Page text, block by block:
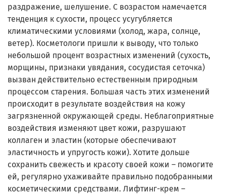
раздражение, шелушение. С возрастом намечается
тенденция к сухости, процесс усугубляется
климатическими условиями (холод, жара, солнце,
ветер). Косметологи пришли к выводу, что только
небольшой процент возрастных изменений (сухость,
морщины, признаки увядания, сосудистая сеточка)
вызван действительно естественным природным
процессом старения. Большая часть этих изменений
происходит в результате воздействия на кожу
загрязненной окружающей среды. Неблагоприятные
воздействия изменяют цвет кожи, разрушают
коллаген и эластин (которые обеспечивают
эластичность и упругость кожи). Хотите дольше
сохранить свежесть и красоту своей кожи – помогите
ей, регулярно ухаживайте правильно подобранными
косметическими средствами. Лифтинг-крем –